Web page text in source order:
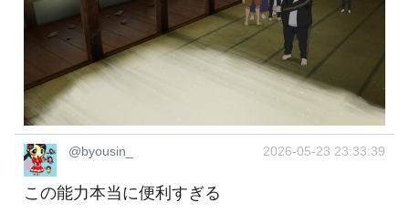
@byousin_ 2026-05-23 23:33:39
この能力本当に便利すぎる